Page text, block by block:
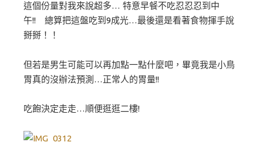
這個份量對我來說超多… 特意早餐不吃忍忍忍到中
午!! 總算把這盤吃到9成光…最後還是看著食物揮手說
掰掰！！
但若是男生可能可以再加點一點什麼吧，畢竟我是小鳥
胃真的沒辦法預測…正常人的胃量!!
吃飽決定走走…順便逛逛二樓!